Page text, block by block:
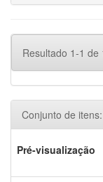
Resultado 1-1 de
Conjunto de itens:
Pré-visualização